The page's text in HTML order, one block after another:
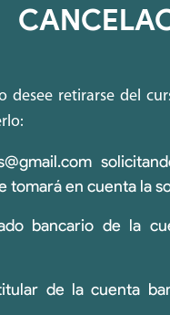
desee retirarse del
tomará en cuenta la
bancario de la
de la cuenta